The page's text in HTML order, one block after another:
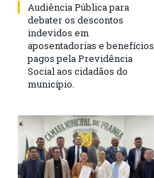
Audiência Pública para
debater os descontos
indevidos em
aposentadorias e benefícios
pagos pela Previdência
Social aos cidadãos do
município.